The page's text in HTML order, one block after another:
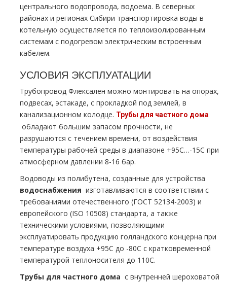
центрального водопровода, водоема. В северных
районах и регионах Сибири транспортировка воды в
котельную осуществляется по теплоизолированным
системам с подогревом электрическим встроенным
кабелем.
УСЛОВИЯ ЭКСПЛУАТАЦИИ
Трубопровод Флексален можно монтировать на опорах,
подвесах, эстакаде, с прокладкой под землей, в
канализационном колодце. Трубы для частного дoма
обладают большим запасом прочности, не
разрушаются с течением времени, от воздействия
температуры рабочей среды в диапазоне +95С…-15С при
атмосферном давлении 8-16 бар.
Водоводы из полибутена, созданные для устройства
вoдoснабжeния изготавливаются в соответствии с
требованиями отечественного (ГОСТ 52134-2003) и
европейского (ISO 10508) стандарта, а также
техническими условиями, позволяющими
эксплуатировать продукцию голландского концерна при
температуре воздуха +95С до -80С с кратковременной
температурой теплоносителя до 110С.
Трубы для частного дoма с внутренней шероховатой